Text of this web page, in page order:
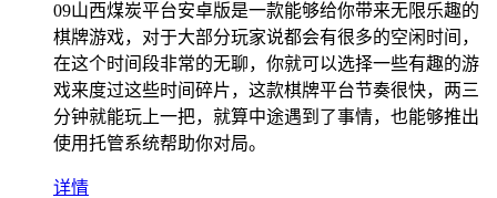
09山西煤炭平台安卓版是一款能够给你带来无限乐趣的
棋牌游戏，对于大部分玩家说都会有很多的空闲时间，
在这个时间段非常的无聊，你就可以选择一些有趣的游
戏来度过这些时间碎片，这款棋牌平台节奏很快，两三
分钟就能玩上一把，就算中途遇到了事情，也能够推出
使用托管系统帮助你对局。
详情